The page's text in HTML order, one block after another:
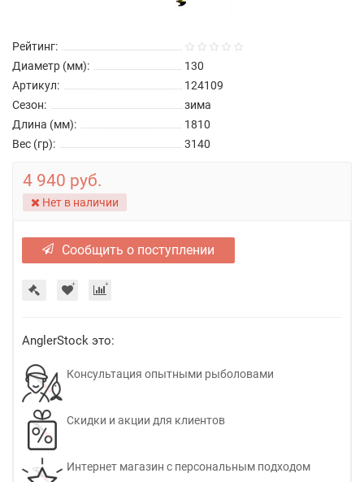
Рейтинг:
Диаметр (мм):
130
Артикул:
124109
Сезон:
зима
Длина (мм):
1810
Вес (гр):
3140
4 940 руб.
Нет в наличии
Сообщить о поступлении
AnglerStock это:
Консультация опытными рыболовами
Скидки и акции для клиентов
Интернет магазин с персональным подходом